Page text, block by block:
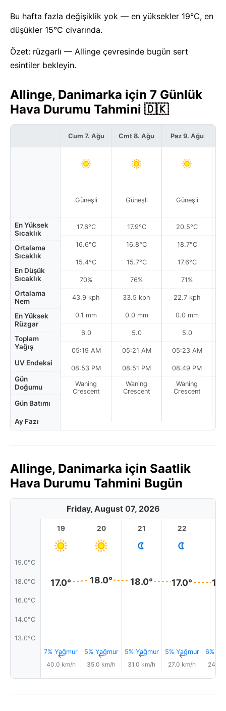
Bu hafta fazla değişiklik yok — en yüksekler 19°C, en
düşükler 15°C civarında.
Özet: rüzgarlı — Allinge çevresinde bugün sert
esintiler bekleyin.
Allinge, Danimarka için 7 Günlük
Hava Durumu Tahmini 🇩🇰
En Yüksek
Sıcaklık
Ortalama
Sıcaklık
En Düşük
Sıcaklık
Ortalama
Nem
En Yüksek
Rüzgar
Toplam
Yağış
UV Endeksi
Gün
Doğumu
Gün Batımı
Ay Fazı
Cum 7. Ağu
Güneşli
17.6°C
16.6°C
15.4°C
70%
43.9 kph
0.1 mm
6.0
05:19 AM
08:53 PM
Waning
Crescent
Cmt 8. Ağu
Güneşli
17.9°C
16.8°C
15.7°C
76%
33.5 kph
0.0 mm
5.0
05:21 AM
08:51 PM
Waning
Crescent
Paz 9. Ağu
Güneşli
20.5°C
18.7°C
17.6°C
71%
22.7 kph
0.0 mm
5.0
05:23 AM
08:49 PM
Waning
Crescent
Allinge, Danimarka için Saatlik
Hava Durumu Tahmini Bugün
Friday, August 07, 2026
19.0°C
18.0°C
16.0°C
14.0°C
13.0°C
19
17.0°
7% Yağmur
↑
40.0 km/h
20
18.0°
5% Yağmur
↑
35.0 km/h
21
18.0°
5% Yağmur
↑
31.0 km/h
22
17.0°
5% Yağmur
↑
27.0 km/h
6%
24.0